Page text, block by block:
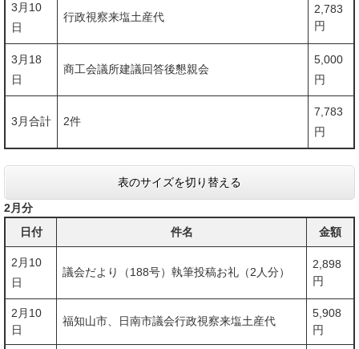
3月10
日
行政視察来塩土産代
2,783
円
3月18
日
商工会議所建議回答後懇親会
5,000
円
3月合計 2件
7,783
円
表のサイズを切り替える
2月分
日付
件名 金額
2月10
日
議会だより（188号）執筆投稿お礼（2人分）
2,898
円
2月10
日
福知山市、日南市議会行政視察来塩土産代
5,908
円